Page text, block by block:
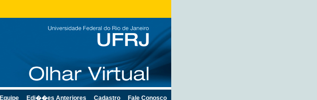
Equipe Edi��es Anteriores Cadastro Fale Conosco